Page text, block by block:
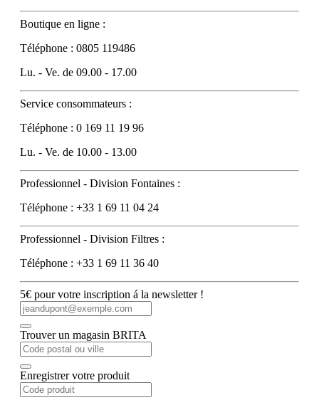
Boutique en ligne :
Téléphone : 0805 119486
Lu. - Ve. de 09.00 - 17.00
Service consommateurs :
Téléphone : 0 169 11 19 96
Lu. - Ve. de 10.00 - 13.00
Professionnel - Division Fontaines :
Téléphone : +33 1 69 11 04 24
Professionnel - Division Filtres :
Téléphone : +33 1 69 11 36 40
5€ pour votre inscription á la newsletter !
Trouver un magasin BRITA
Enregistrer votre produit